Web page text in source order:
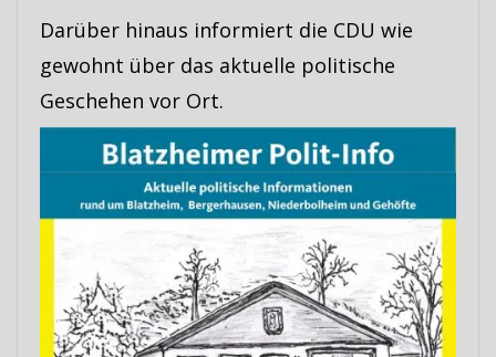
Darüber hinaus informiert die CDU wie
gewohnt über das aktuelle politische
Geschehen vor Ort.